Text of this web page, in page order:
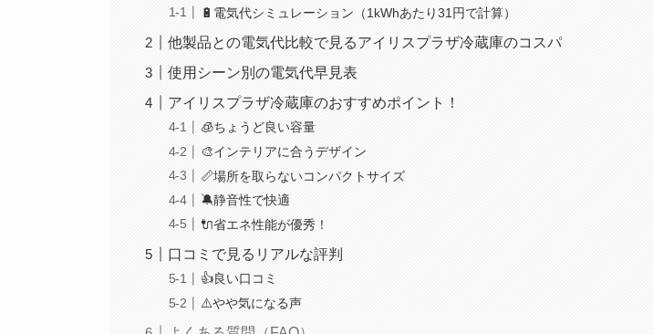
🔋電気代シミュレーション（1kWhあたり31円で計算）
他製品との電気代比較で見るアイリスプラザ冷蔵庫のコスパ
使用シーン別の電気代早見表
アイリスプラザ冷蔵庫のおすすめポイント！
🧊ちょうど良い容量
🎨インテリアに合うデザイン
📏場所を取らないコンパクトサイズ
🔕静音性で快適
🔌省エネ性能が優秀！
口コミで見るリアルな評判
👍良い口コミ
⚠️やや気になる声